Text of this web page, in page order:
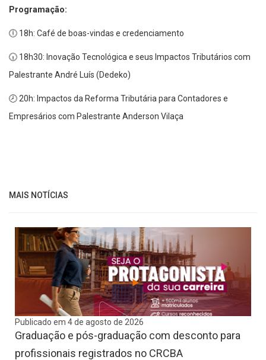
Programação:
🕕 18h: Café de boas-vindas e credenciamento
🕡 18h30: Inovação Tecnológica e seus Impactos Tributários com
Palestrante André Luís (Dedeko)
🕗 20h: Impactos da Reforma Tributária para Contadores e
Empresários com Palestrante Anderson Vilaça
MAIS NOTÍCIAS
Publicado em 4 de agosto de 2026
Graduação e pós-graduação com desconto para
profissionais registrados no CRCBA